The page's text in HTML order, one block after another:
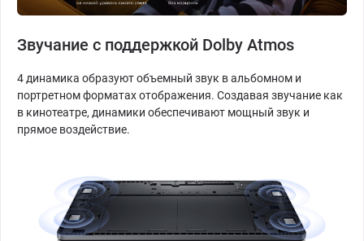
Звучание с поддержкой Dolby Atmos
4 динамика образуют объемный звук в альбомном и
портретном форматах отображения. Создавая звучание как
в кинотеатре, динамики обеспечивают мощный звук и
прямое воздействие.